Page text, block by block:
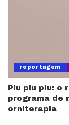
reportagem
Piu piu piu: o
programa de
orniterapia